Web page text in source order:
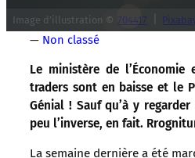
Image d’illustration © 704417
— Non classé
Le ministère de
traders sont en baisse et le
Génial ! Sauf qu’à y
peu l’inverse, en fait.
La semaine dernière a été